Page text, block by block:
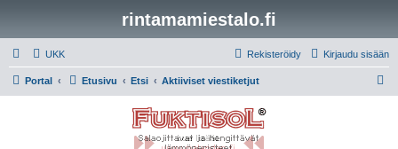
rintamamiestalo.fi
UKK Kirjaudu sisään
Rekisteröidy
Portal Etusivu Etsi Aktiiviset viestiketjut